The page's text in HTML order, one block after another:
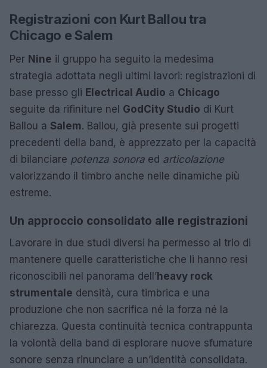
Registrazioni con Kurt Ballou tra
Chicago e Salem
Per Nine il gruppo ha seguito la medesima
strategia adottata negli ultimi lavori: registrazioni di
base presso gli Electrical Audio a Chicago
seguite da rifiniture nel GodCity Studio di Kurt
Ballou a Salem. Ballou, già presente sui progetti
precedenti della band, è apprezzato per la capacità
di bilanciare potenza sonora ed articolazione
valorizzando il timbro anche nelle dinamiche più
estreme.
Un approccio consolidato alle registrazioni
Lavorare in due studi diversi ha permesso al trio di
mantenere quelle caratteristiche che li hanno resi
riconoscibili nel panorama dell’heavy rock
strumentale densità, cura timbrica e una
produzione che non sacrifica né la forza né la
chiarezza. Questa continuità tecnica contrappunta
la volontà della band di esplorare nuove sfumature
sonore senza rinunciare a un’identità consolidata.